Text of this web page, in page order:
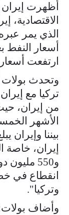
أظهرت إيران
الاقتصادية،
أسعار النفط
ارتفعت
وتحدث بولات
تركيا مع
من إيران،
الأشهر
و550
انقطاع في
وتركيا".
وأضاف بولات: